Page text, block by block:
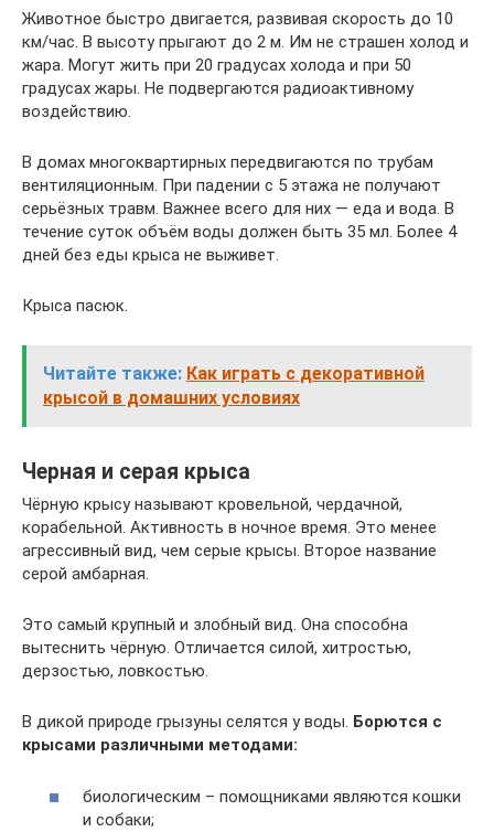
Животное быстро двигается, развивая скорость до 10
км/час. В высоту прыгают до 2 м. Им не страшен холод и
жара. Могут жить при 20 градусах холода и при 50
градусах жары. Не подвергаются радиоактивному
воздействию.
В домах многоквартирных передвигаются по трубам
вентиляционным. При падении с 5 этажа не получают
серьёзных травм. Важнее всего для них — еда и вода. В
течение суток объём воды должен быть 35 мл. Более 4
дней без еды крыса не выживет.
Крыса пасюк.
Читайте также: Как играть с декоративной
крысой в домашних условиях
Черная и серая крыса
Чёрную крысу называют кровельной, чердачной,
корабельной. Активность в ночное время. Это менее
агрессивный вид, чем серые крысы. Второе название
серой амбарная.
Это самый крупный и злобный вид. Она способна
вытеснить чёрную. Отличается силой, хитростью,
дерзостью, ловкостью.
В дикой природе грызуны селятся у воды. Борются с
крысами различными методами:
биологическим – помощниками являются кошки
и собаки;